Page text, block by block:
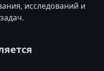
исследований и